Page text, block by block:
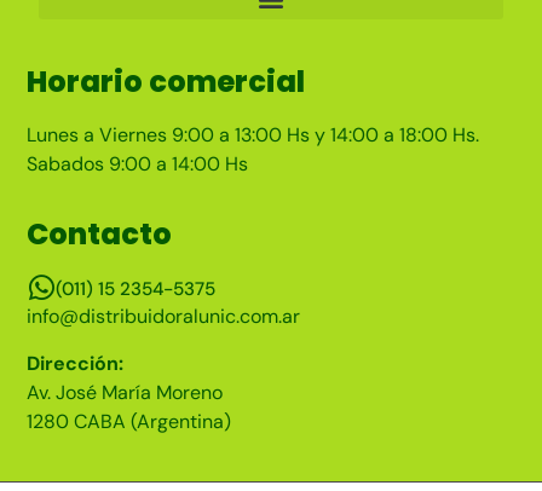
Horario comercial
Lunes a Viernes 9:00 a 13:00 Hs y 14:00 a 18:00 Hs.
Sabados 9:00 a 14:00 Hs
Contacto
(011) 15 2354-5375
info@distribuidoralunic.com.ar
Dirección:
Av. José María Moreno
1280 CABA (Argentina)